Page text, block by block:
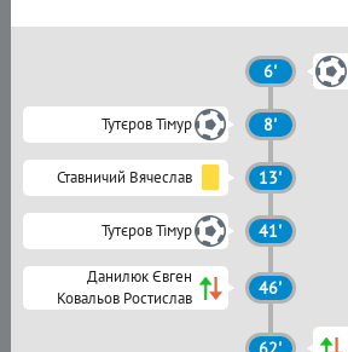
6'
Тутєров Тімур 8'
Ставничий Вячеслав 13'
Тутєров Тімур 41'
Данилюк Євген
Ковальов Ростислав
46'